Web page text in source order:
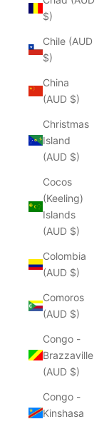
$)
Chile (AUD
$)
China
(AUD $)
Christmas
Island
(AUD $)
Cocos
(Keeling)
Islands
(AUD $)
Colombia
(AUD $)
Comoros
(AUD $)
Congo -
Brazzaville
(AUD $)
Congo -
Kinshasa